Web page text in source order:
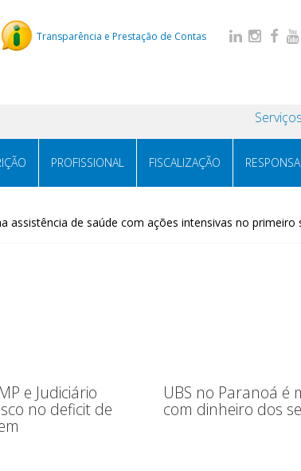
Transparência e Prestação de Contas
Serviços
PROFISSIONAL FISCALIZAÇÃO
assistência de saúde com ações intensivas no primeiro
e Judiciário
no deficit de
UBS no Paranoá é
com dinheiro dos